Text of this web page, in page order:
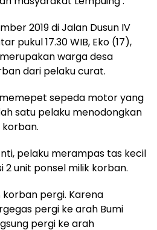
2019 di Jalan Dusun IV
pukul 17.30 WIB, Eko (17),
warga desa
dari pelaku curat.
sepeda motor yang
satu pelaku menodongkan
pelaku merampas tas kecil
2 unit ponsel milik korban.
korban pergi. Karena
pergi ke arah Bumi
pergi ke arah